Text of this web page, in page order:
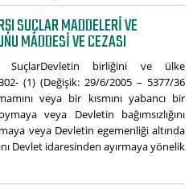
SUÇLAR MADDELERI VE
MADDESI VE CEZASI
SuçlarDevletin birliğini ve ülke
(1) (Değişik: 29/6/2005 – 5377/36
veya bir kısmını yabancı bir
veya Devletin bağımsızlığını
veya Devletin egemenliği altında
Devlet idaresinden ayırmaya yönelik